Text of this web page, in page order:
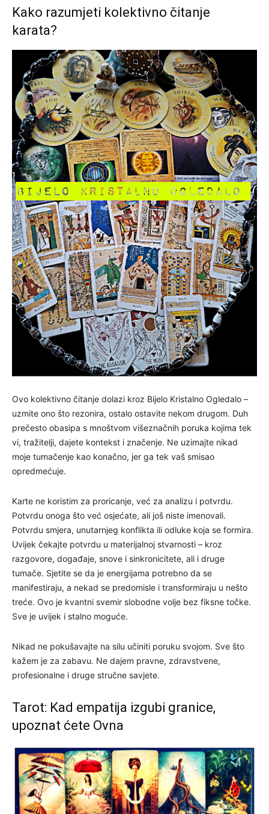
Kako razumjeti kolektivno čitanje
karata?
Ovo kolektivno čitanje dolazi kroz Bijelo Kristalno Ogledalo –
uzmite ono što rezonira, ostalo ostavite nekom drugom. Duh
prečesto obasipa s mnoštvom višeznačnih poruka kojima tek
vi, tražitelji, dajete kontekst i značenje. Ne uzimajte nikad
moje tumačenje kao konačno, jer ga tek vaš smisao
opredmećuje.
Karte ne koristim za proricanje, već za analizu i potvrdu.
Potvrdu onoga što već osjećate, ali još niste imenovali.
Potvrdu smjera, unutarnjeg konflikta ili odluke koja se formira.
Uvijek čekajte potvrdu u materijalnoj stvarnosti – kroz
razgovore, događaje, snove i sinkronicitete, ali i druge
tumače. Sjetite se da je energijama potrebno da se
manifestiraju, a nekad se predomisle i transformiraju u nešto
treće. Ovo je kvantni svemir slobodne volje bez fiksne točke.
Sve je uvijek i stalno moguće.
Nikad ne pokušavajte na silu učiniti poruku svojom. Sve što
kažem je za zabavu. Ne dajem pravne, zdravstvene,
profesionalne i druge stručne savjete.
Tarot: Kad empatija izgubi granice,
upoznat ćete Ovna